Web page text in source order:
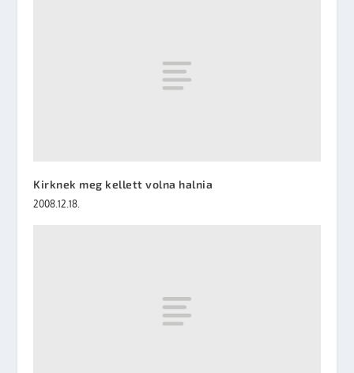
Kirknek meg kellett volna halnia
2008.12.18.